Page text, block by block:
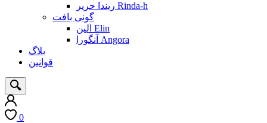
ریندا حریر Rinda-h
گونی بافت
الین Elin
آنگورا Angora
بلاگ
قوانین
0